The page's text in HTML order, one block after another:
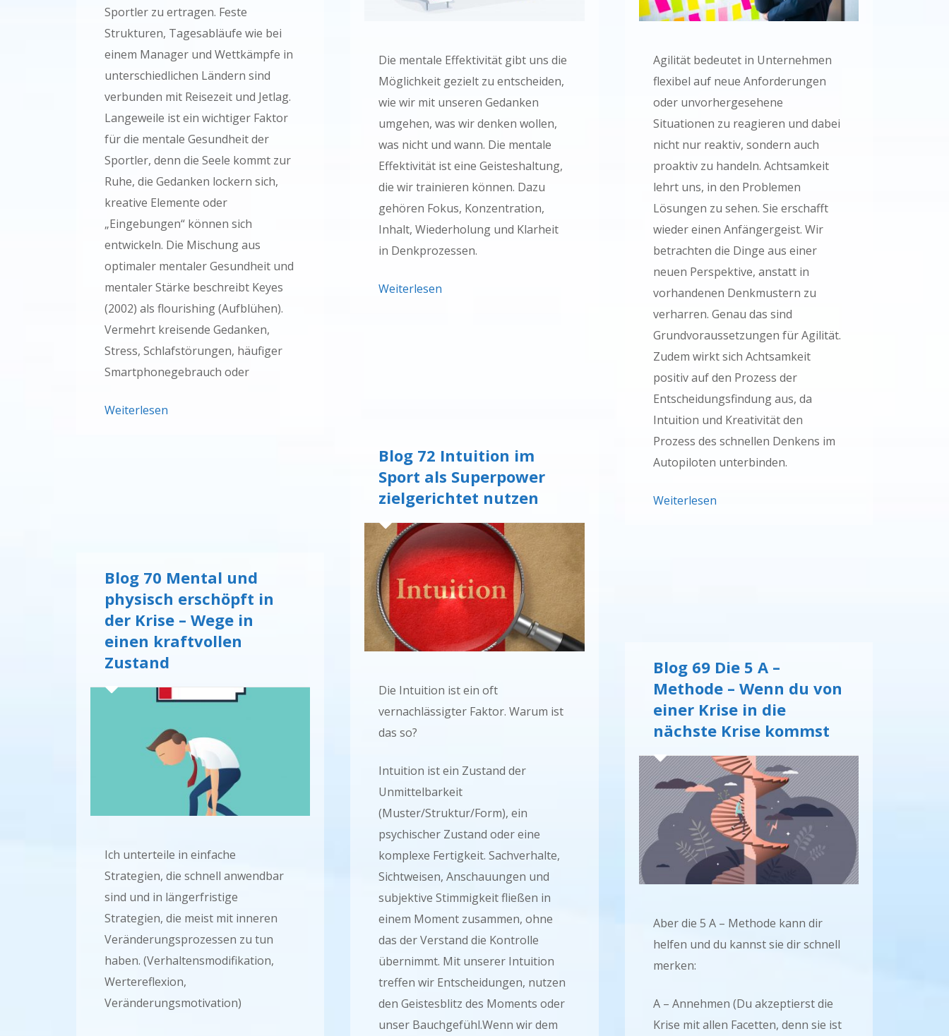
Sportler zu ertragen. Feste
Strukturen, Tagesabläufe wie bei
einem Manager und Wettkämpfe in
unterschiedlichen Ländern sind
verbunden mit Reisezeit und Jetlag.
Langeweile ist ein wichtiger Faktor
für die mentale Gesundheit der
Sportler, denn die Seele kommt zur
Ruhe, die Gedanken lockern sich,
kreative Elemente oder
„Eingebungen“ können sich
entwickeln. Die Mischung aus
optimaler mentaler Gesundheit und
mentaler Stärke beschreibt Keyes
(2002) als flourishing (Aufblühen).
Vermehrt kreisende Gedanken,
Stress, Schlafstörungen, häufiger
Smartphonegebrauch oder
Weiterlesen
Die mentale Effektivität gibt uns die
Möglichkeit gezielt zu entscheiden,
wie wir mit unseren Gedanken
umgehen, was wir denken wollen,
was nicht und wann. Die mentale
Effektivität ist eine Geisteshaltung,
die wir trainieren können. Dazu
gehören Fokus, Konzentration,
Inhalt, Wiederholung und Klarheit
in Denkprozessen.
Weiterlesen
Agilität bedeutet in Unternehmen
flexibel auf neue Anforderungen
oder unvorhergesehene
Situationen zu reagieren und dabei
nicht nur reaktiv, sondern auch
proaktiv zu handeln. Achtsamkeit
lehrt uns, in den Problemen
Lösungen zu sehen. Sie erschafft
wieder einen Anfängergeist. Wir
betrachten die Dinge aus einer
neuen Perspektive, anstatt in
vorhandenen Denkmustern zu
verharren. Genau das sind
Grundvoraussetzungen für Agilität.
Zudem wirkt sich Achtsamkeit
positiv auf den Prozess der
Entscheidungsfindung aus, da
Intuition und Kreativität den
Prozess des schnellen Denkens im
Autopiloten unterbinden.
Weiterlesen
Blog 72 Intuition im
Sport als Superpower
zielgerichtet nutzen
Die Intuition ist ein oft
vernachlässigter Faktor. Warum ist
das so?
Intuition ist ein Zustand der
Unmittelbarkeit
(Muster/Struktur/Form), ein
psychischer Zustand oder eine
komplexe Fertigkeit. Sachverhalte,
Sichtweisen, Anschauungen und
subjektive Stimmigkeit fließen in
einem Moment zusammen, ohne
das der Verstand die Kontrolle
übernimmt. Mit unserer Intuition
treffen wir Entscheidungen, nutzen
den Geistesblitz des Moments oder
unser Bauchgefühl.Wenn wir dem
Blog 70 Mental und
physisch erschöpft in
der Krise – Wege in
einen kraftvollen
Zustand
Ich unterteile in einfache
Strategien, die schnell anwendbar
sind und in längerfristige
Strategien, die meist mit inneren
Veränderungsprozessen zu tun
haben. (Verhaltensmodifikation,
Wertereflexion,
Veränderungsmotivation)
Blog 69 Die 5 A –
Methode – Wenn du von
einer Krise in die
nächste Krise kommst
Aber die 5 A – Methode kann dir
helfen und du kannst sie dir schnell
merken:
A – Annehmen (Du akzeptierst die
Krise mit allen Facetten, denn sie ist